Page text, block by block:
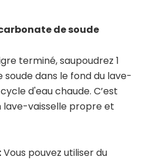
de soude
terminé, saupoudrez 1
dans le fond du lave-
d'eau chaude. C’est
lave-vaisselle propre et
Vous pouvez utiliser du